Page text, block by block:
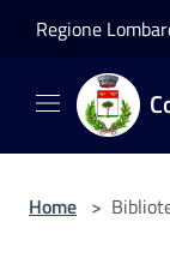
Regione
Home >